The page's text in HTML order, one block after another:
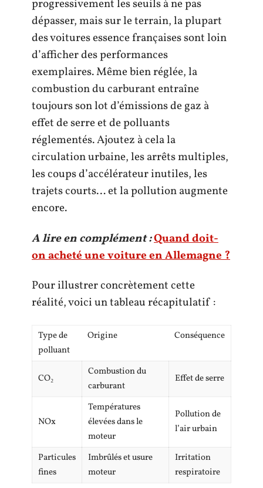
progressivement les seuils à ne pas
dépasser, mais sur le terrain, la plupart
des voitures essence françaises sont loin
d’afficher des performances
exemplaires. Même bien réglée, la
combustion du carburant entraîne
toujours son lot d’émissions de gaz à
effet de serre et de polluants
réglementés. Ajoutez à cela la
circulation urbaine, les arrêts multiples,
les coups d’accélérateur inutiles, les
trajets courts… et la pollution augmente
encore.
A lire en complément :Quand doit-
on acheté une voiture en Allemagne ?
Pour illustrer concrètement cette
réalité, voici un tableau récapitulatif :
Type de
polluant
Origine Conséquence
CO₂
Combustion du
carburant
Effet de serre
NOx
Températures
élevées dans le
moteur
Pollution de
l’air urbain
Particules
fines
Imbrûlés et usure
moteur
Irritation
respiratoire